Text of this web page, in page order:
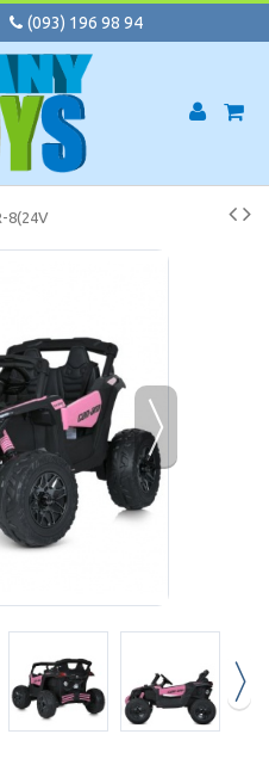
(093) 196 98 94
8(24V